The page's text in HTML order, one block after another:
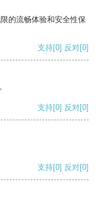
的流畅体验和安全性保
支持[0] 反对[0]
支持[0] 反对[0]
支持[0] 反对[0]